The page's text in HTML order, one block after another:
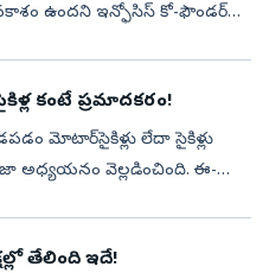
ఉందని ఇన్ఫోసిస్ కో-ఫౌండర్
కంటే ప్రమాదకరం!
మోటార్‌సైకిళ్లు లేదా సైకిళ్లు
అధ్యయనం వెల్లడించింది. ఈ-
తేలింది ఇదే!